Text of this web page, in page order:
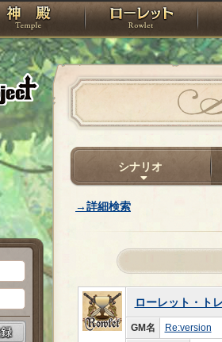
PandoraPartyProject
神殿 ロ
シナリオ
→詳細検索
ローレット・ト
GM名 Re:version